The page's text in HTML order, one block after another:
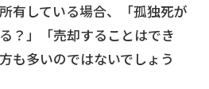
任意売却
不動産投資
不動産相続
業者を探す
有している場合、「孤独死が
？」「売却することはでき
も多いのではないでしょう